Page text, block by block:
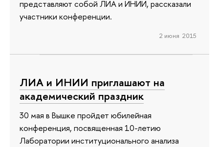
представляют собой ЛИА и ИНИИ, рассказали
участники конференции.
2 июня 2015
ЛИА и ИНИИ приглашают на
академический праздник
30 мая в Вышке пройдет юбилейная
конференция, посвященная 10-летию
Лаборатории институционального анализа